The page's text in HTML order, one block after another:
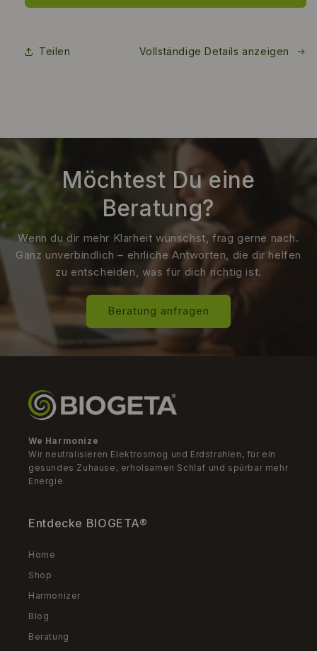
Gutscheins
Teilen Vollständige Details anzeigen
Möchtest Du eine
Beratung?
Wenn du dir mehr Klarheit wünschst, frag gerne nach.
Ganz unverbindlich – ehrliche Antworten, die dir helfen
zu entscheiden, was für dich richtig ist.
Beratung anfragen
We Harmonize
Wir neutralisieren Elektrosmog und Erdstrahlen, für ein
gesundes Zuhause, erholsamen Schlaf und spürbar mehr
Energie.
Entdecke BIOGETA®
Home
Shop
Harmonizer
Blog
Beratung